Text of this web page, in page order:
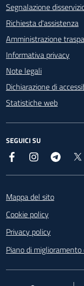
Segnalazione
Richiesta d'assistenza
Amministrazione
Informativa privacy
Note legali
Dichiarazione di
Statistiche web
SEGUICI SU
Facebook Instagram
Mappa del sito
Cookie policy
Privacy policy
Piano di